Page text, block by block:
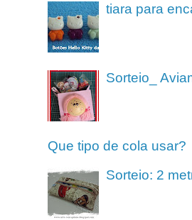
tiara para
Sorteio_
Que tipo de cola usar?
Sorteio: 2